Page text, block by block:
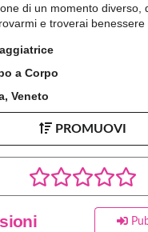
di un momento diverso,
e troverai benessere
a Corpo
Veneto
PROMUOVI